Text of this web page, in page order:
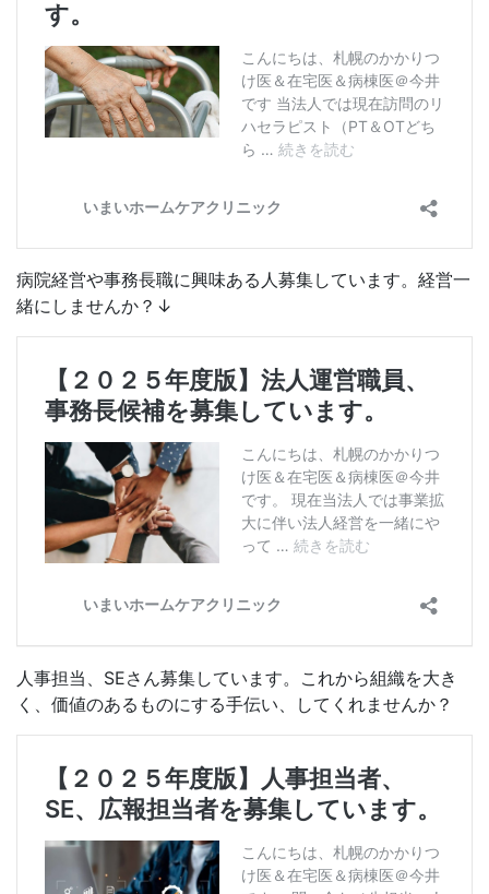
病院経営や事務長職に興味ある人募集しています。経営一
緒にしませんか？↓
人事担当、SEさん募集しています。これから組織を大き
く、価値のあるものにする手伝い、してくれませんか？